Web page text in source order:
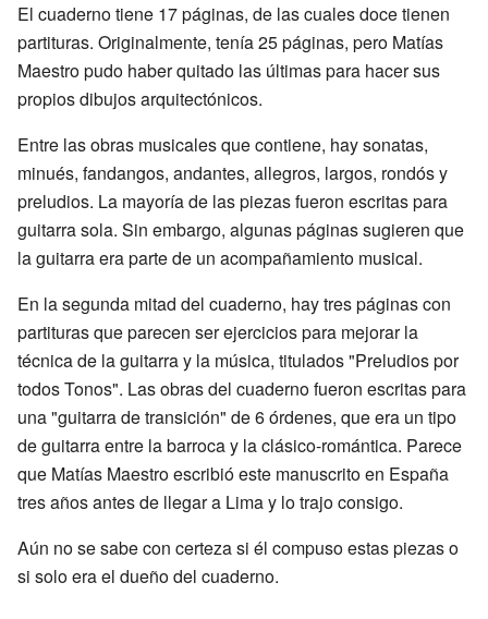
El cuaderno tiene 17 páginas, de las cuales doce tienen
partituras. Originalmente, tenía 25 páginas, pero Matías
Maestro pudo haber quitado las últimas para hacer sus
propios dibujos arquitectónicos.
Entre las obras musicales que contiene, hay sonatas,
minués, fandangos, andantes, allegros, largos, rondós y
preludios. La mayoría de las piezas fueron escritas para
guitarra sola. Sin embargo, algunas páginas sugieren que
la guitarra era parte de un acompañamiento musical.
En la segunda mitad del cuaderno, hay tres páginas con
partituras que parecen ser ejercicios para mejorar la
técnica de la guitarra y la música, titulados "Preludios por
todos Tonos". Las obras del cuaderno fueron escritas para
una "guitarra de transición" de 6 órdenes, que era un tipo
de guitarra entre la barroca y la clásico-romántica. Parece
que Matías Maestro escribió este manuscrito en España
tres años antes de llegar a Lima y lo trajo consigo.
Aún no se sabe con certeza si él compuso estas piezas o
si solo era el dueño del cuaderno.